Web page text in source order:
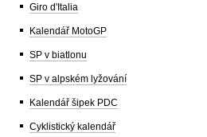
Giro d'Italia
Kalendář MotoGP
SP v biatlonu
SP v alpském lyžování
Kalendář šipek PDC
Cyklistický kalendář